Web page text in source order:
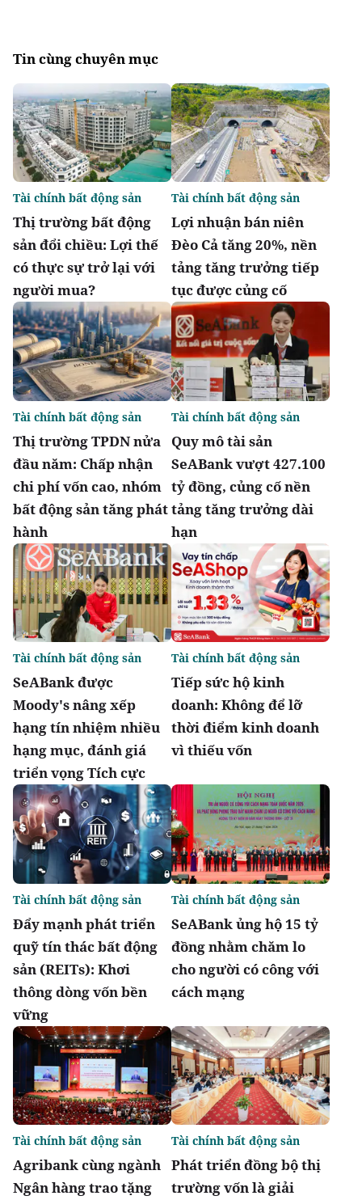
Tin cùng chuyên mục
Thị trường bất động
sản đổi chiều: Lợi thế
có thực sự trở lại với
người mua?
Tài chính bất động sản
Lợi nhuận bán niên
Đèo Cả tăng 20%, nền
tảng tăng trưởng tiếp
tục được củng cố
Tài chính bất động sản
Thị trường TPDN nửa
đầu năm: Chấp nhận
chi phí vốn cao, nhóm
bất động sản tăng phát
hành
Tài chính bất động sản
Quy mô tài sản
SeABank vượt 427.100
tỷ đồng, củng cố nền
tảng tăng trưởng dài
hạn
Tài chính bất động sản
SeABank được
Moody's nâng xếp
hạng tín nhiệm nhiều
hạng mục, đánh giá
triển vọng Tích cực
Tài chính bất động sản
Tiếp sức hộ kinh
doanh: Không để lỡ
thời điểm kinh doanh
vì thiếu vốn
Tài chính bất động sản
Đẩy mạnh phát triển
quỹ tín thác bất động
sản (REITs): Khơi
thông dòng vốn bền
vững
Tài chính bất động sản
SeABank ủng hộ 15 tỷ
đồng nhằm chăm lo
cho người có công với
cách mạng
Tài chính bất động sản
Agribank cùng ngành
Ngân hàng trao tặng
Tài chính bất động sản
Phát triển đồng bộ thị
trường vốn là giải
Tài chính bất động sản